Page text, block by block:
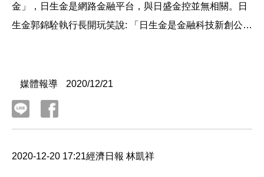
金」，日生金是網路金融平台，與日盛金控並無相關。日
生金郭錦駩執行長開玩笑說: 「日生金是金融科技新創公
媒體報導 2020/12/21
2020-12-20 17:21經濟日報 林凱祥